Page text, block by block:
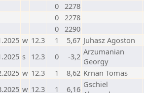
0 2278
0 2278
0 2290
w 12.3 1 5,67 Juhasz Agoston
s 12.3 0 -3,2 Arzumanian
Georgy
w 12.3 1 8,62 Krnan Tomas
w 12.3 1 6,16 Gschiel